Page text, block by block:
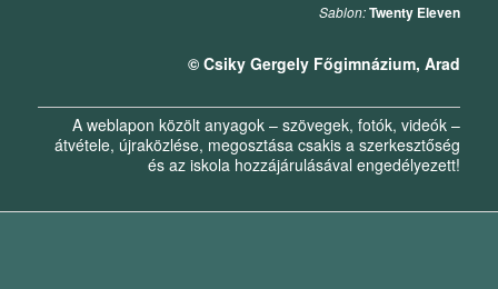
Sablon:Twenty Eleven
© Csiky Gergely Főgimnázium, Arad
A weblapon közölt anyagok – szövegek, fotók, videók –
átvétele, újraközlése, megosztása csakis a szerkesztőség
és az iskola hozzájárulásával engedélyezett!